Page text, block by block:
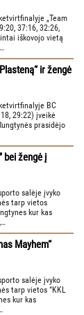
„Team
37:16, 32:26,
iškovojo vietą
ir žengė
BC
29:22) įveikė
prasidėjo
bei žengė į
salėje įvyko
tarp vietos
kur kas
Mayhem“
salėje įvyko
tarp vietos “KKL
kur kas